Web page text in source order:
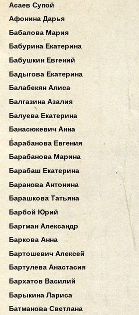
Асаев Супой
Афонина Дарья
Бабалова Мария
Бабурина Екатерина
Бабушкин Евгений
Бадыгова Екатерина
Балабекян Алиса
Балгазина Азалия
Балуева Екатерина
Банасюкевич Анна
Барабанова Евгения
Барабанова Марина
Барабаш Екатерина
Баранова Антонина
Барашкова Татьяна
Барбой Юрий
Баргман Александр
Баркова Анна
Бартошевич Алексей
Бартулева Анастасия
Бархатов Василий
Барыкина Лариса
Батманова Светлана